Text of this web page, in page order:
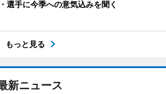
選手に今季への意気込みを聞く
もっと見る
新ニュース